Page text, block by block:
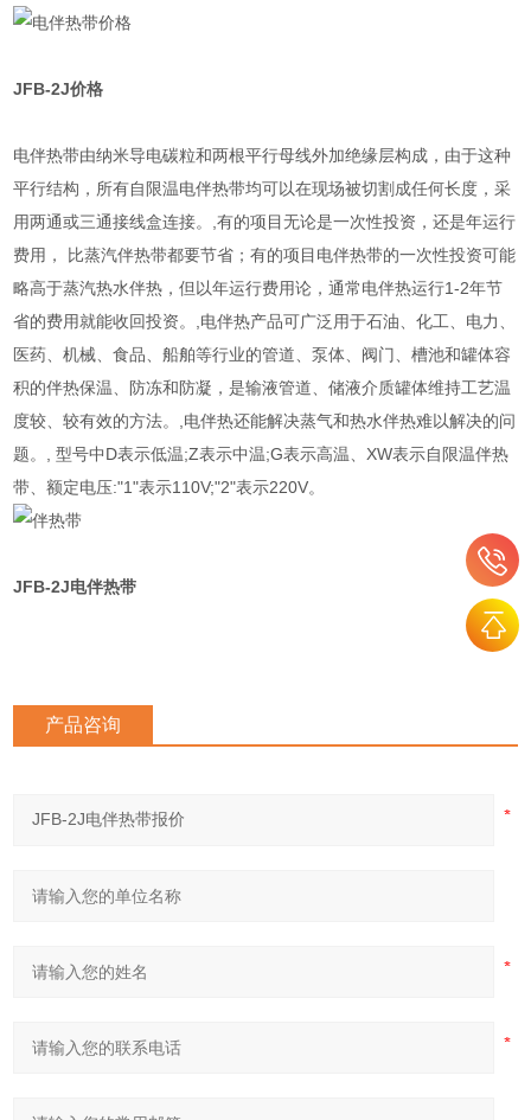
JFB-2J价格
电伴热带由纳米导电碳粒和两根平行母线外加绝缘层构成，由于这种
平行结构，所有自限温电伴热带均可以在现场被切割成任何长度，采
用两通或三通接线盒连接。,有的项目无论是一次性投资，还是年运行
费用， 比蒸汽伴热带都要节省；有的项目电伴热带的一次性投资可能
略高于蒸汽热水伴热，但以年运行费用论，通常电伴热运行1-2年节
省的费用就能收回投资。,电伴热产品可广泛用于石油、化工、电力、
医药、机械、食品、船舶等行业的管道、泵体、阀门、槽池和罐体容
积的伴热保温、防冻和防凝，是输液管道、储液介质罐体维持工艺温
度较、较有效的方法。,电伴热还能解决蒸气和热水伴热难以解决的问
题。, 型号中D表示低温;Z表示中温;G表示高温、XW表示自限温伴热
带、额定电压:"1"表示110V;"2"表示220V。
JFB-2J电伴热带
产品咨询